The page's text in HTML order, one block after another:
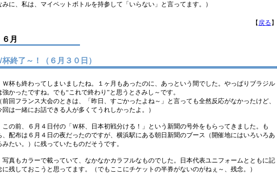
みに、私は、マイペットボトルを持参して「いらない」と言ってます。）
【 戻る 】
６月
杯終了～！（６月３０日）
Ｗ杯も終わってしまいましたね。１ヶ月もあったのに、あっという間でした。やっぱりブラジル
強かったですね。でも“これで終わり”と思うとさみし～です。
（前回フランス大会のときは、「昨日、すごかったよね～」と言っても全然反応がなかったけど、
回は一緒にお話できる人が多くてうれしかったよ。）
この前、６月４日付の「Ｗ杯、日本初戦分ける！」という新聞の号外をもらってきました。も
、配布は６月４日の夜だったのですが、横浜駅にある朝日新聞のブース（開催地にはいろいろあ
みたい。）に残っていたものだそうです。
写真もカラーで載っていて、なかなかカラフルなものでした。日本代表ユニフォームとともに記
に残しておこうと思ってます。（でもここにチケットの半券がないのがねぇ～、残念。）